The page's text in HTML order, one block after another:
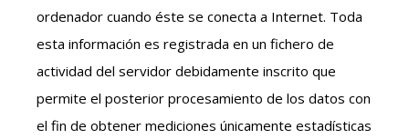
ordenador cuando éste se conecta a Internet. Toda
esta información es registrada en un fichero de
actividad del servidor debidamente inscrito que
permite el posterior procesamiento de los datos con
el fin de obtener mediciones únicamente estadísticas